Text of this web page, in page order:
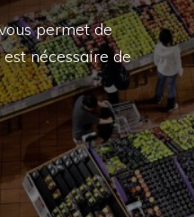
permet de
nécessaire de